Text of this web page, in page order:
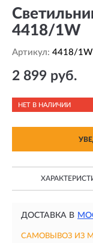
4418/1W
Артикул: 4418/1W
2 899 руб.
НЕТ В НАЛИЧИИ
ДОСТАВКА В
САМОВЫВОЗ ИЗ